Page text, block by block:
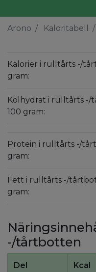
Arono Kaloritabell
Kalorier i rulltårts -/
gram:
Kolhydrat i rulltårts
100 gram:
Protein i rulltårts -/
gram:
Fett i rulltårts -/
gram:
-/tårtbotten
Del Kcal